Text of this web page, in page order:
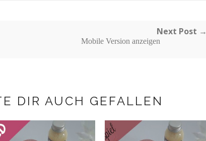
Next Post →
Mobile Version anzeigen
DIR AUCH GEFALLEN